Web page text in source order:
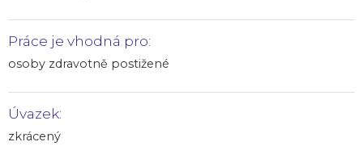
Práce je vhodná pro:
osoby zdravotně postižené
Úvazek:
zkrácený